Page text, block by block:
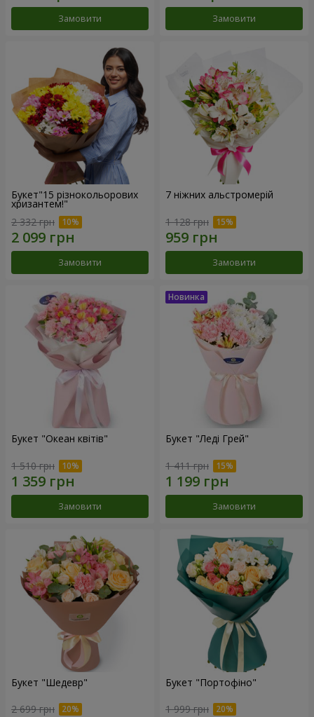
Замовити Замовити
Букет"15 різнокольорових
хризантем!"
2 332 грн
Замовити
7 ніжних альстромерій
1 128 грн
Замовити
Букет "Океан квітів"
1 510 грн
Замовити
Букет "Леді Грей"
1 411 грн
Замовити
Букет "Шедевр"
2 699 грн
Букет "Портофіно"
1 999 грн